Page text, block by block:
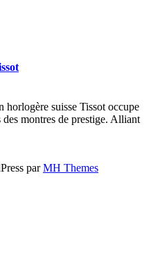
horlogère suisse Tissot occupe
montres de prestige. Alliant
parMH Themes